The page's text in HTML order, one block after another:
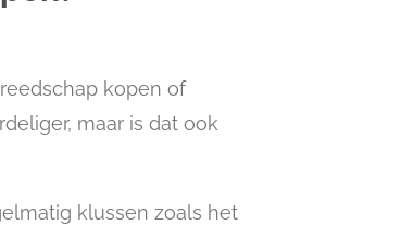
kopen of
maar is dat ook
klussen zoals het